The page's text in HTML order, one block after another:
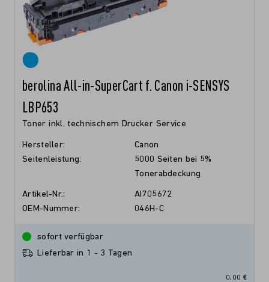
berolina All-in-SuperCart f. Canon i-SENSYS
LBP653
Toner inkl. technischem Drucker Service
Hersteller:
Canon
Seitenleistung:
5000 Seiten bei 5%
Tonerabdeckung
Artikel-Nr.:
AI705672
OEM-Nummer:
046H-C
0,00 €
sofort verfügbar
Lieferbar in 1 - 3 Tagen